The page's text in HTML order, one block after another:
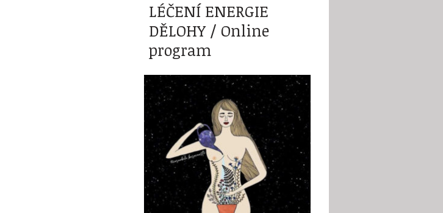
LÉČENÍ ENERGIE
DĚLOHY / Online
program